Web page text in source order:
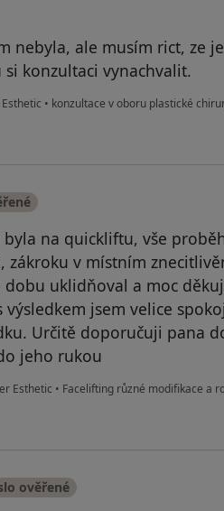
nebyla, ale musím rict, ze
konzultaci vynachvalit.
• konzultace v oboru plastické
na quickliftu, vše
zákroku v místním
uklidňoval a moc
jsem velice
Určitě doporučuji pana
jeho rukou
Esthetic • Facelifting různé modifikace a
ověřené